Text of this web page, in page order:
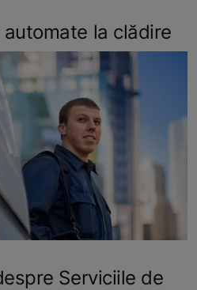
la clădire
Serviciile de